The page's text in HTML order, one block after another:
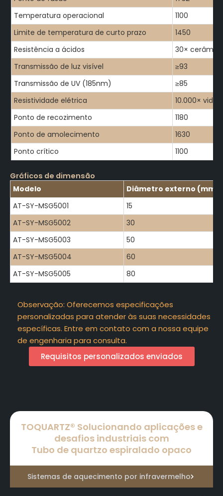
Temperatura operacional
1100
Limite de temperatura de curto prazo
1450
Resistência a ácidos
30×
Transmissão de luz visível
≥93
Transmissão de UV (185nm)
≥85
Resistividade elétrica
10.000×
Ponto de recozimento
1180
Ponto de amolecimento
1630
Ponto crítico
1100
Gráficos de dimensão
Modelo
Diâmetro externo (mm)
AT-SY-MSG5001
15
AT-SY-MSG5002
30
AT-SY-MSG5003
50
AT-SY-MSG5004
60
AT-SY-MSG5005
80
Observação: Oferecemos especificações
personalizadas para atender às suas necessidades
específicas. Entre em contato com a nossa equipe
de engenharia para consulta.
Requisitos personalizados enviados
TOQUARTZ® Solucionando aplicações e
desafios industriais com
Tubo de quartzo espiralado opaco
Sistemas de aquecimento por infravermelho